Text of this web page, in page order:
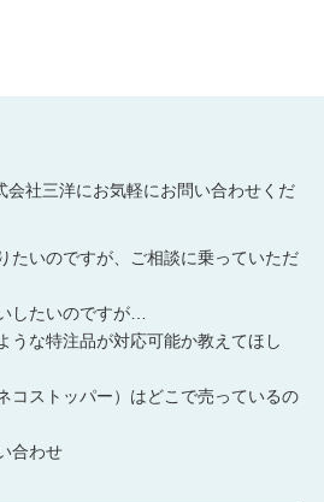
会社三洋にお気軽にお問い合わせくだ
たいのですが、ご相談に乗っていただ
したいのですが…
うな特注品が対応可能か教えてほし
コストッパー）はどこで売っているの
合わせ